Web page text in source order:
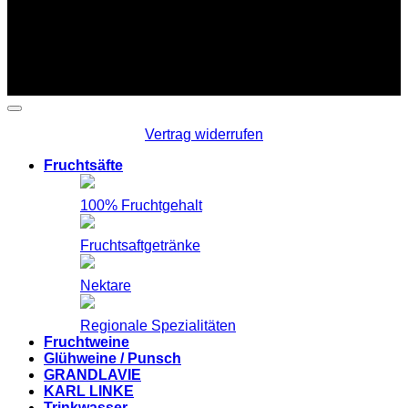
Vertrag widerrufen
Fruchtsäfte
100% Fruchtgehalt
Fruchtsaftgetränke
Nektare
Regionale Spezialitäten
Fruchtweine
Glühweine / Punsch
GRANDLAVIE
KARL LINKE